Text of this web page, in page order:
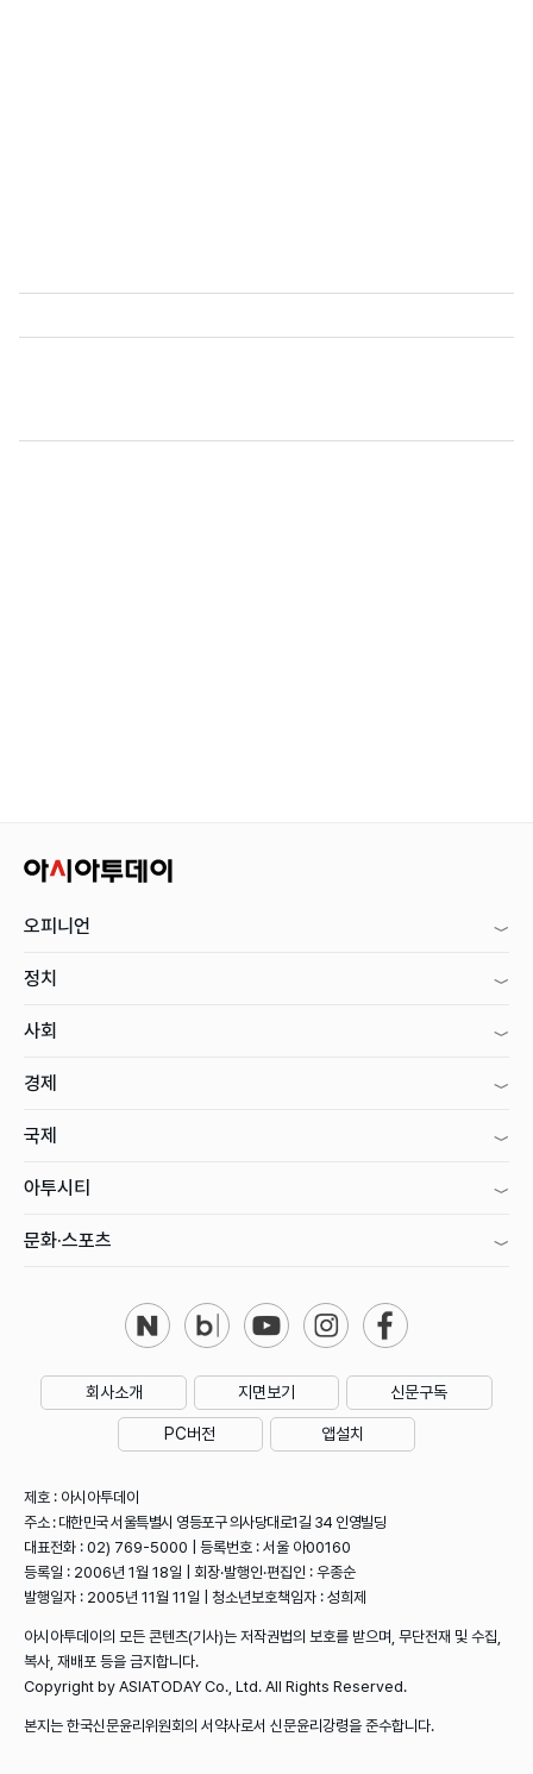
오피니언
정치
사회
경제
국제
아투시티
문화·스포츠
회사소개 지면보기 신문구독
PC버전 앱설치
제호 : 아시아투데이
주소 : 대한민국 서울특별시 영등포구 의사당대로1길 34 인영빌딩
대표전화 : 02) 769-5000 | 등록번호 : 서울 아00160
등록일 : 2006년 1월 18일 | 회장·발행인·편집인 : 우종순
발행일자 : 2005년 11월 11일 | 청소년보호책임자 : 성희제
아시아투데이의 모든 콘텐츠(기사)는 저작권법의 보호를 받으며, 무단전재 및 수집,
복사, 재배포 등을 금지합니다.
Copyright by ASIATODAY Co., Ltd. All Rights Reserved.
본지는 한국신문윤리위원회의 서약사로서 신문윤리강령을 준수합니다.